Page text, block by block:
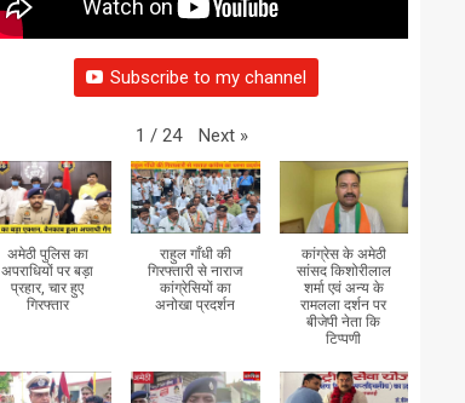
Subscribe to my channel
1 / 24 Next »
अमेठी पुलिस का
अपराधियों पर बड़ा
प्रहार, चार हुए
गिरफ्तार
राहुल गाँधी की
गिरफ्तारी से नाराज
कांग्रेसियों का
अनोखा प्रदर्शन
कांग्रेस के अमेठी
सांसद किशोरीलाल
शर्मा एवं अन्य के
रामलला दर्शन पर
बीजेपी नेता कि
टिप्पणी